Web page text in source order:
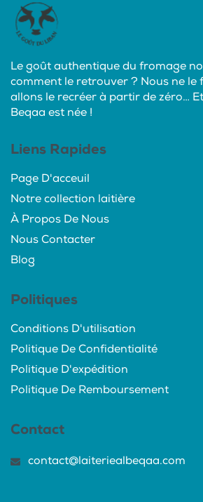
Le goût authentique du fromage
comment le retrouver ? Nous ne le
allons le recréer à partir de zéro…
Beqaa est née !
Liens Rapides
Page D'acceuil
Notre collection laitière
À Propos De Nous
Nous Contacter
Blog
Politiques
Conditions D'utilisation
Politique De Confidentialité
Politique D'expédition
Politique De Remboursement
Contact
contact@laiteriealbeqaa.com